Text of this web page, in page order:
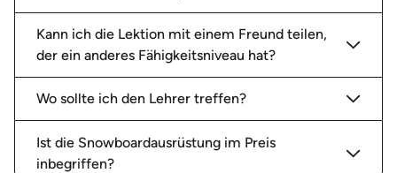
Kann ich die Lektion mit einem Freund teilen,
der ein anderes Fähigkeitsniveau hat?
Wo sollte ich den Lehrer treffen?
Ist die Snowboardausrüstung im Preis
inbegriffen?